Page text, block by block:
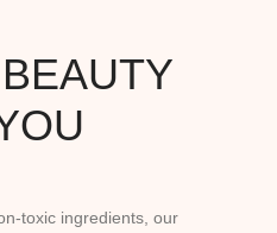
toxic ingredients, our